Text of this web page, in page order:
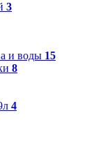
3
и воды 15
8
4